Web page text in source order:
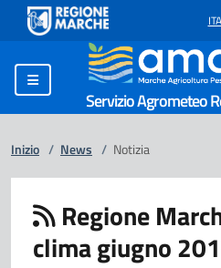
ITA
Servizio Agrometeo
Inizio / News / Notizia
Regione
clima giugno